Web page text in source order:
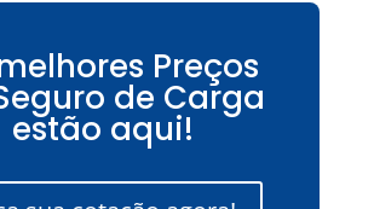
Preços
de Carga
estão aqui!